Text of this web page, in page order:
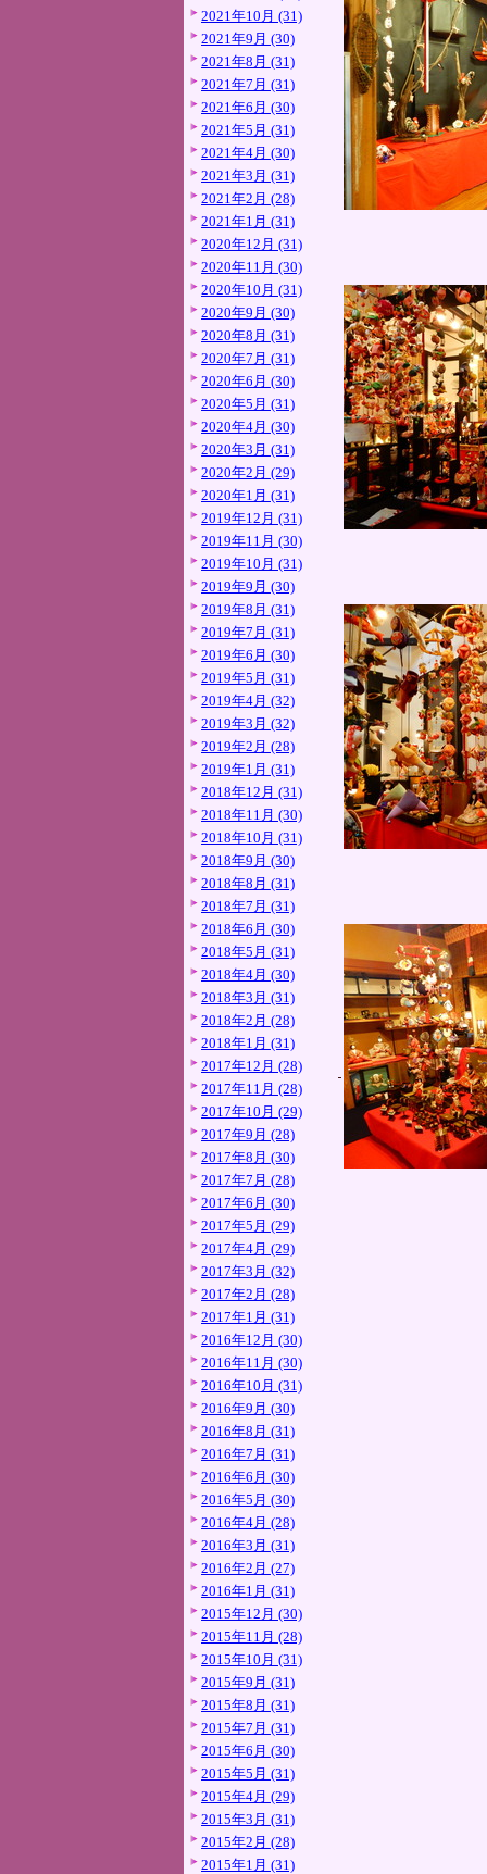
2021年10月 (31)
2021年9月 (30)
2021年8月 (31)
2021年7月 (31)
2021年6月 (30)
2021年5月 (31)
2021年4月 (30)
2021年3月 (31)
2021年2月 (28)
2021年1月 (31)
2020年12月 (31)
2020年11月 (30)
2020年10月 (31)
2020年9月 (30)
2020年8月 (31)
2020年7月 (31)
2020年6月 (30)
2020年5月 (31)
2020年4月 (30)
2020年3月 (31)
2020年2月 (29)
2020年1月 (31)
2019年12月 (31)
2019年11月 (30)
2019年10月 (31)
2019年9月 (30)
2019年8月 (31)
2019年7月 (31)
2019年6月 (30)
2019年5月 (31)
2019年4月 (32)
2019年3月 (32)
2019年2月 (28)
2019年1月 (31)
2018年12月 (31)
2018年11月 (30)
2018年10月 (31)
2018年9月 (30)
2018年8月 (31)
2018年7月 (31)
2018年6月 (30)
2018年5月 (31)
2018年4月 (30)
2018年3月 (31)
2018年2月 (28)
2018年1月 (31)
2017年12月 (28)
2017年11月 (28)
2017年10月 (29)
2017年9月 (28)
2017年8月 (30)
2017年7月 (28)
2017年6月 (30)
2017年5月 (29)
2017年4月 (29)
2017年3月 (32)
2017年2月 (28)
2017年1月 (31)
2016年12月 (30)
2016年11月 (30)
2016年10月 (31)
2016年9月 (30)
2016年8月 (31)
2016年7月 (31)
2016年6月 (30)
2016年5月 (30)
2016年4月 (28)
2016年3月 (31)
2016年2月 (27)
2016年1月 (31)
2015年12月 (30)
2015年11月 (28)
2015年10月 (31)
2015年9月 (31)
2015年8月 (31)
2015年7月 (31)
2015年6月 (30)
2015年5月 (31)
2015年4月 (29)
2015年3月 (31)
2015年2月 (28)
2015年1月 (31)